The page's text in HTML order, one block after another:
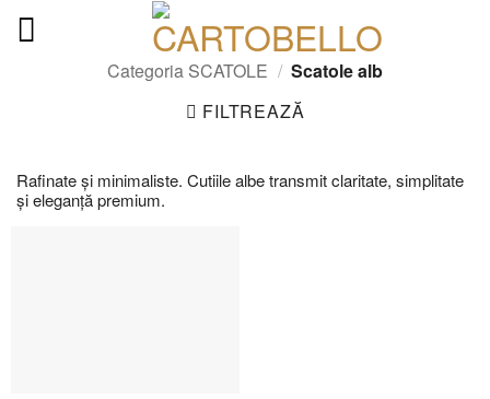
Categoria SCATOLE / Scatole alb
FILTREAZĂ
Rafinate și minimaliste. Cutiile albe transmit claritate, simplitate
și eleganță premium.